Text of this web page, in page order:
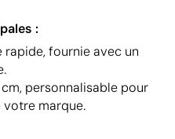
:
rapide, fournie avec un
personnalisable pour
marque.